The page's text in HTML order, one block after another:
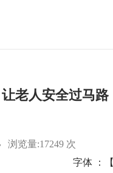
老人安全过马路
浏览量:17249 次
字体 ：【